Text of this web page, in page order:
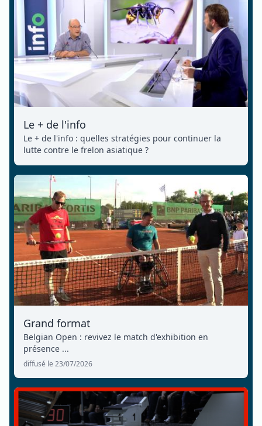
Le + de l'info
Le + de l'info : quelles stratégies pour continuer la
lutte contre le frelon asiatique ?
Grand format
Belgian Open : revivez le match d'exhibition en
présence ...
diffusé le 23/07/2026